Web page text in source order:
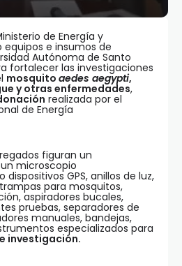
de Energía y
e insumos de
Autónoma de Santo
fortalecer las investigaciones
mosquito aedes aegypti,
y otras enfermedades,
realizada por el
de Energía
figuran un
microscopio
GPS, anillos de luz,
para mosquitos,
aspiradores bucales,
pruebas, separadores de
manuales, bandejas,
especializados para
investigación.